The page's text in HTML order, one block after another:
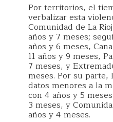
Por territorios, el
verbalizar esta
Comunidad de La
años y 7 meses;
años y 6 meses,
11 años y 9 meses,
7 meses, y
meses. Por su parte,
datos menores a la
con 4 años y 5
3 meses, y
años y 4 meses.